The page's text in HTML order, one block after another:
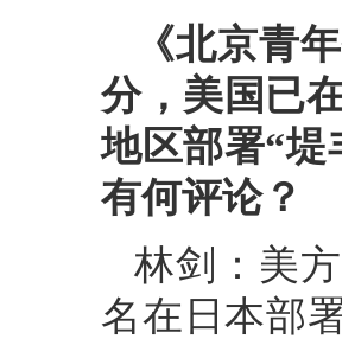
《北京青
分，美国已
地区部署“堤
有何评论？
林剑：美
名在日本部